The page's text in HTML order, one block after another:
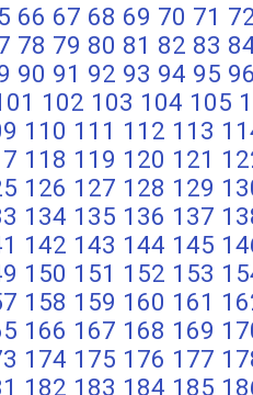
66 67 68 69 70 71
78 79 80 81 82 83
90 91 92 93 94 95
102 103 104 105
110 111 112 113
118 119 120 121
126 127 128 129
134 135 136 137
142 143 144 145
150 151 152 153
158 159 160 161
166 167 168 169
174 175 176 177
182 183 184 185